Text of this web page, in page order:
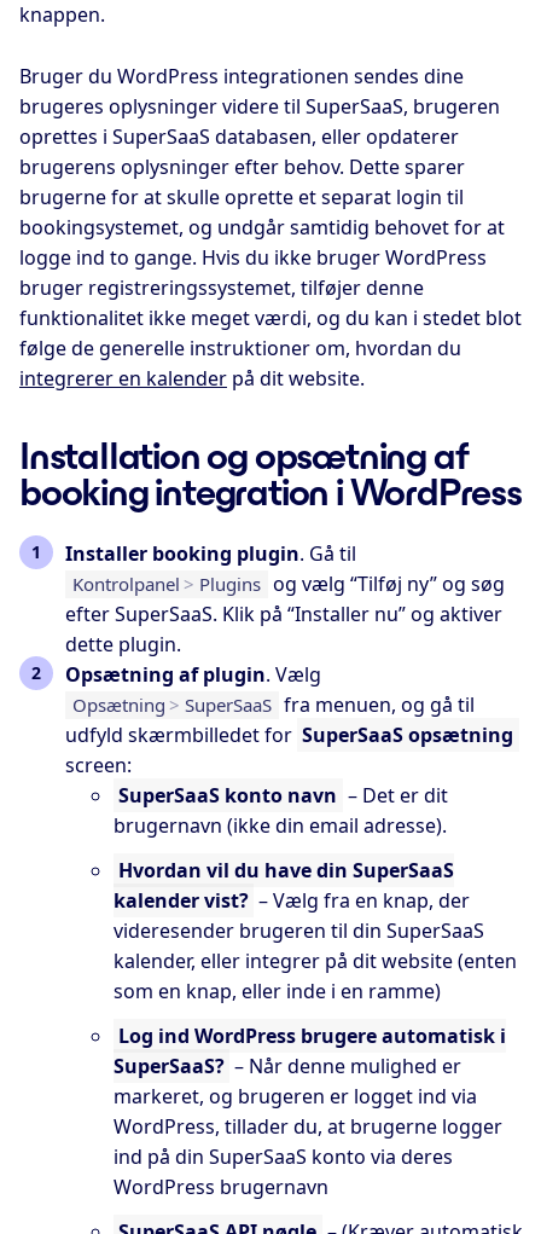
knappen.
Bruger du WordPress integrationen sendes dine
brugeres oplysninger videre til SuperSaaS, brugeren
oprettes i SuperSaaS databasen, eller opdaterer
brugerens oplysninger efter behov. Dette sparer
brugerne for at skulle oprette et separat login til
bookingsystemet, og undgår samtidig behovet for at
logge ind to gange. Hvis du ikke bruger WordPress
bruger registreringssystemet, tilføjer denne
funktionalitet ikke meget værdi, og du kan i stedet blot
følge de generelle instruktioner om, hvordan du
integrerer en kalender på dit website.
Installation og opsætning af
booking integration i WordPress
Installer booking plugin. Gå til
Kontrolpanel > Plugins og vælg “Tilføj ny” og søg
efterSuperSaaS. Klik på “Installer nu” og aktiver
dette plugin.
Opsætning af plugin. Vælg
Opsætning > SuperSaaS fra menuen, og gå til
udfyld skærmbilledet for SuperSaaS opsætning
screen:
SuperSaaS konto navn – Det er dit
brugernavn (ikke din email adresse).
Hvordan vil du have din SuperSaaS
kalender vist? – Vælg fra en knap, der
videresender brugeren til din SuperSaaS
kalender, eller integrer på dit website (enten
som en knap, eller inde i en ramme)
Log ind WordPress brugere automatisk i
SuperSaaS? – Når denne mulighed er
markeret, og brugeren er logget ind via
WordPress, tillader du, at brugerne logger
ind på din SuperSaaS konto via deres
WordPress brugernavn